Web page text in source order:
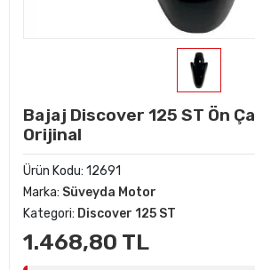
Bajaj Discover 125 ST Ön
Orijinal
Ürün Kodu: 12691
Marka: Süveyda Motor
Kategori: Discover 125 ST
1.468,80 TL